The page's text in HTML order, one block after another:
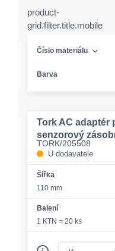
product-
grid.filter.title.mobile
Číslo materiálu
Barva
Tork AC adaptér
senzorový
TORK/205508
U dodavatele
Šířka
110 mm
Balení
1 KTN = 20 ks